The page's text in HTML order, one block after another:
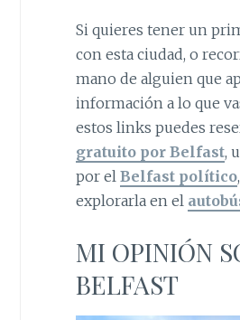
Si quieres tener un
con esta ciudad, o
mano de alguien que
información a lo que
estos links puedes
gratuito por Belfast,
por el Belfast político
explorarla en el
MI OPINIÓN
BELFAST